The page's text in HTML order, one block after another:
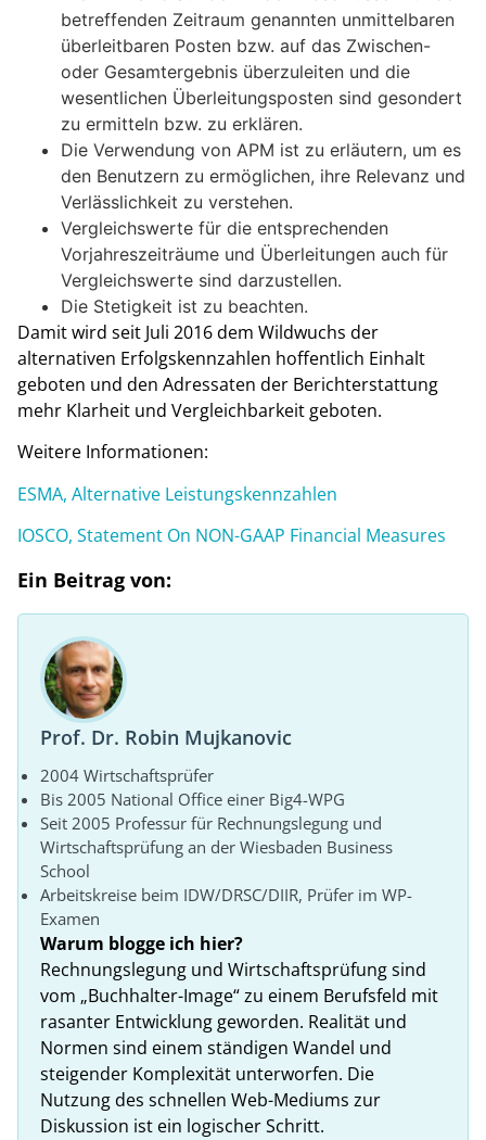
betreffenden Zeitraum genannten unmittelbaren
überleitbaren Posten bzw. auf das Zwischen-
oder Gesamtergebnis überzuleiten und die
wesentlichen Überleitungsposten sind gesondert
zu ermitteln bzw. zu erklären.
Die Verwendung von APM ist zu erläutern, um es
den Benutzern zu ermöglichen, ihre Relevanz und
Verlässlichkeit zu verstehen.
Vergleichswerte für die entsprechenden
Vorjahreszeiträume und Überleitungen auch für
Vergleichswerte sind darzustellen.
Die Stetigkeit ist zu beachten.
Damit wird seit Juli 2016 dem Wildwuchs der
alternativen Erfolgskennzahlen hoffentlich Einhalt
geboten und den Adressaten der Berichterstattung
mehr Klarheit und Vergleichbarkeit geboten.
Weitere Informationen:
ESMA, Alternative Leistungskennzahlen
IOSCO, Statement On NON-GAAP Financial Measures
Ein Beitrag von:
Prof. Dr. Robin Mujkanovic
2004 Wirtschaftsprüfer
Bis 2005 National Office einer Big4-WPG
Seit 2005 Professur für Rechnungslegung und
Wirtschaftsprüfung an der Wiesbaden Business
School
Arbeitskreise beim IDW/DRSC/DIIR, Prüfer im WP-
Examen
Warum blogge ich hier?
Rechnungslegung und Wirtschaftsprüfung sind
vom „Buchhalter-Image“ zu einem Berufsfeld mit
rasanter Entwicklung geworden. Realität und
Normen sind einem ständigen Wandel und
steigender Komplexität unterworfen. Die
Nutzung des schnellen Web-Mediums zur
Diskussion ist ein logischer Schritt.